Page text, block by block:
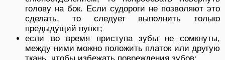
голову на бок. Если судороги не позволяют это
сделать, то следует выполнить только
предыдущий пункт;
если во время приступа зубы не сомкнуты,
между ними можно положить платок или другую